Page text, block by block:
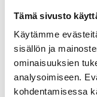
Tämä sivusto
Käytämme
sisällön ja
ominaisuuksien
analysoimiseen.
kohdentamisessa